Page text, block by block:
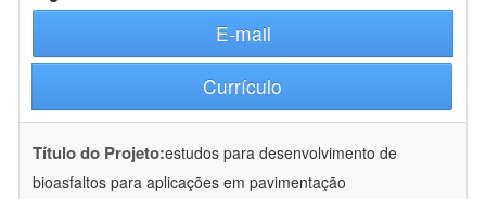
E-mail
Currículo
Título do Projeto:estudos para desenvolvimento de
bioasfaltos para aplicações em pavimentação